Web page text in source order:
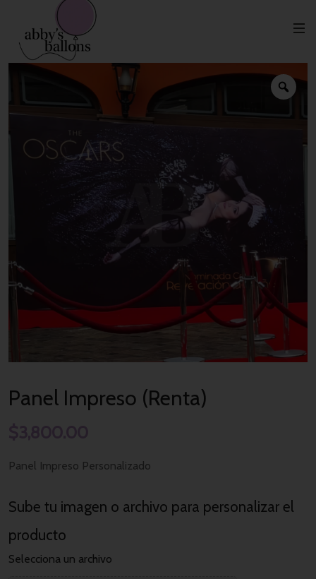
Inicio Mobiliario en Renta
Panel Impreso (Renta)
Panel Impreso Personalizado
Sube tu imagen o archivo para personalizar el
producto
Selecciona un archivo